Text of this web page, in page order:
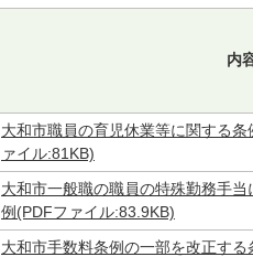
内
大和市職員の育児休業等に関する
ァイル:81KB)
大和市一般職の職員の特殊勤務手
例(PDFファイル:83.9KB)
大和市手数料条例の一部を改正す